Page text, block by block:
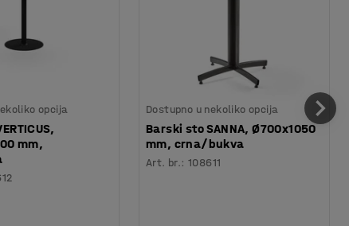
opcija
mm,
Dostupno u nekoliko opcija
Barski sto SANNA, Ø700x1050
mm, crna/bukva
Art. br.:108611